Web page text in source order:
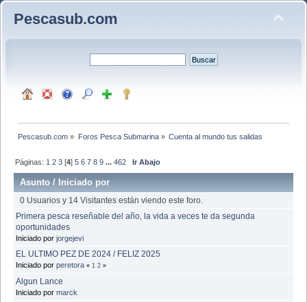
Pescasub.com
Pescasub.com » Foros Pesca Submarina» Cuenta al mundo tus salidas
Páginas: 1 2 3 [4]5 6 7 8 9 ...462 Ir Abajo
Asunto /Iniciado por
0 Usuarios y 14 Visitantes están viendo este foro.
Primera pesca reseñable del año, la vida a veces te da segunda
oportunidades
Iniciado por jorgejevi
EL ULTIMO PEZ DE 2024 / FELIZ 2025
Iniciado por peretora « 1 2 »
Algun Lance
Iniciado por marck